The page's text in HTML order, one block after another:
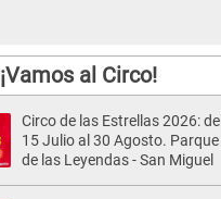
¡Vamos al Circo!
Circo de las Estrellas 2026: del
15 Julio al 30 Agosto. Parque
de las Leyendas - San Miguel